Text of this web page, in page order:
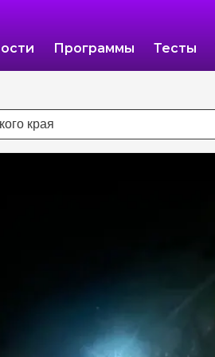
Программы Тесты